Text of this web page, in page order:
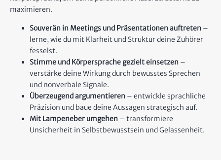
maximieren.
Souverän in Meetings und Präsentationen auftreten –
lerne, wie du mit Klarheit und Struktur deine Zuhörer
fesselst.
Stimme und Körpersprache gezielt einsetzen –
verstärke deine Wirkung durch bewusstes Sprechen
und nonverbale Signale.
Überzeugend argumentieren – entwickle sprachliche
Präzision und baue deine Aussagen strategisch auf.
Mit Lampeneber umgehen – transformiere
Unsicherheit in Selbstbewusstsein und Gelassenheit.